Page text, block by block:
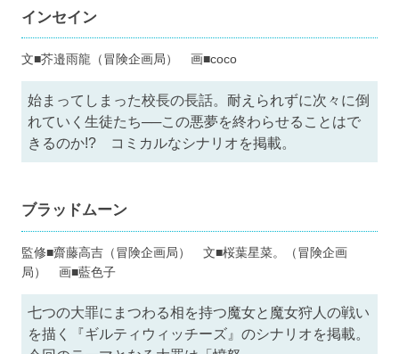
インセイン
文■芥邉雨龍（冒険企画局） 画■coco
始まってしまった校長の長話。耐えられずに次々に倒
れていく生徒たち──この悪夢を終わらせることはで
きるのか!? コミカルなシナリオを掲載。
ブラッドムーン
監修■齋藤高吉（冒険企画局） 文■桜葉星菜。（冒険企画
局） 画■藍色子
七つの大罪にまつわる相を持つ魔女と魔女狩人の戦い
を描く『ギルティウィッチーズ』のシナリオを掲載。